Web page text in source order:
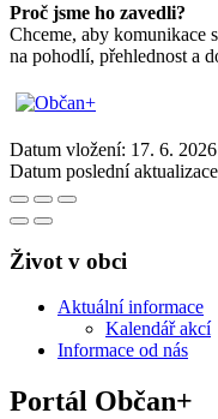
Proč jsme ho zavedli?
Chceme, aby komunikace
na pohodlí, přehlednost a
Datum vložení: 17. 6.
Datum poslední
Život v obci
Aktuální informace
Kalendář akcí
Informace od nás
Portál Občan+